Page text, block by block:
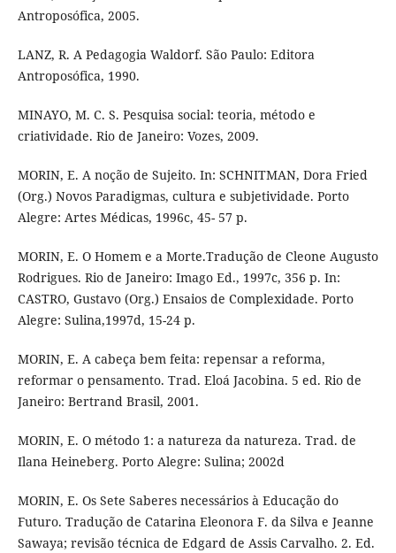
Antroposófica, 2005.
LANZ, R. A Pedagogia Waldorf. São Paulo: Editora
Antroposófica, 1990.
MINAYO, M. C. S. Pesquisa social: teoria, método e
criatividade. Rio de Janeiro: Vozes, 2009.
MORIN, E. A noção de Sujeito. In: SCHNITMAN, Dora Fried
(Org.) Novos Paradigmas, cultura e subjetividade. Porto
Alegre: Artes Médicas, 1996c, 45- 57 p.
MORIN, E. O Homem e a Morte.Tradução de Cleone Augusto
Rodrigues. Rio de Janeiro: Imago Ed., 1997c, 356 p. In:
CASTRO, Gustavo (Org.) Ensaios de Complexidade. Porto
Alegre: Sulina,1997d, 15-24 p.
MORIN, E. A cabeça bem feita: repensar a reforma,
reformar o pensamento. Trad. Eloá Jacobina. 5 ed. Rio de
Janeiro: Bertrand Brasil, 2001.
MORIN, E. O método 1: a natureza da natureza. Trad. de
Ilana Heineberg. Porto Alegre: Sulina; 2002d
MORIN, E. Os Sete Saberes necessários à Educação do
Futuro. Tradução de Catarina Eleonora F. da Silva e Jeanne
Sawaya; revisão técnica de Edgard de Assis Carvalho. 2. Ed.